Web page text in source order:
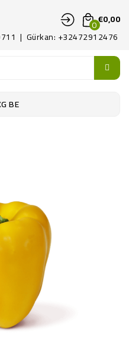
0€0,00
| Gürkan: +32472912476
BE